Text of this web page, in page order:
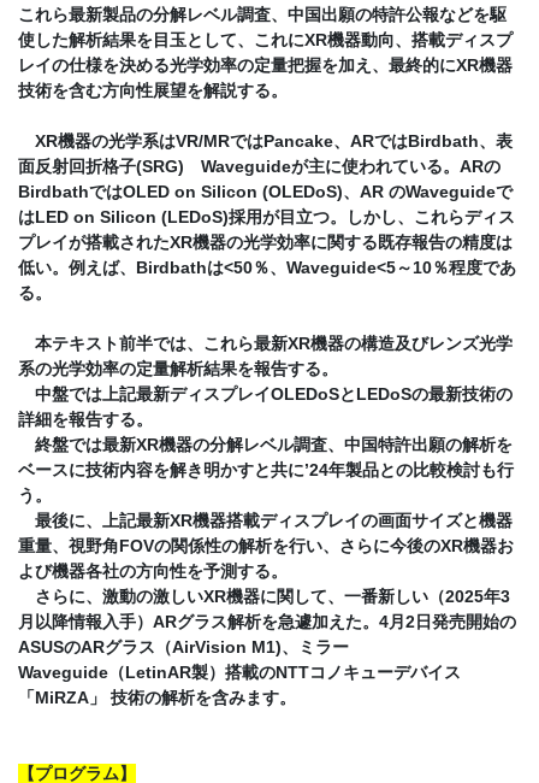
これら最新製品の分解レベル調査、中国出願の特許公報などを駆
使した解析結果を目玉として、これにXR機器動向、搭載ディスプ
レイの仕様を決める光学効率の定量把握を加え、最終的にXR機器
技術を含む方向性展望を解説する。
XR機器の光学系はVR/MRではPancake、ARではBirdbath、表
面反射回折格子(SRG) Waveguideが主に使われている。ARの
BirdbathではOLED on Silicon (OLEDoS)、AR のWaveguideで
はLED on Silicon (LEDoS)採用が目立つ。しかし、これらディス
プレイが搭載されたXR機器の光学効率に関する既存報告の精度は
低い。例えば、Birdbathは<50％、Waveguide<5～10％程度であ
る。
本テキスト前半では、これら最新XR機器の構造及びレンズ光学
系の光学効率の定量解析結果を報告する。
中盤では上記最新ディスプレイOLEDoSとLEDoSの最新技術の
詳細を報告する。
終盤では最新XR機器の分解レベル調査、中国特許出願の解析を
ベースに技術内容を解き明かすと共に’24年製品との比較検討も行
う。
最後に、上記最新XR機器搭載ディスプレイの画面サイズと機器
重量、視野角FOVの関係性の解析を行い、さらに今後のXR機器お
よび機器各社の方向性を予測する。
さらに、激動の激しいXR機器に関して、一番新しい（2025年3
月以降情報入手）ARグラス解析を急遽加えた。4月2日発売開始の
ASUSのARグラス（AirVision M1)、ミラー
Waveguide（LetinAR製）搭載のNTTコノキューデバイス
「MiRZA」 技術の解析を含みます。
【プログラム】